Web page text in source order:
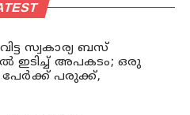
സ്വകാര്യ ബസ്
ഇടിച്ച് അപകടം; ഒരു
പരുക്ക്,